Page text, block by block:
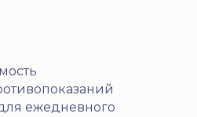
ежедневного